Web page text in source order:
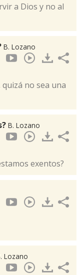
a Dios y no al
B. Lozano
no sea una
B. Lozano
exentos?
Lozano